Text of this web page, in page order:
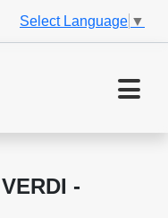
Select Language ▼
-